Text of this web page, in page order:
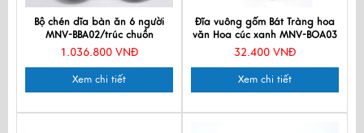
Bộ chén dĩa bàn ăn 6 người
MNV-BBA02/trúc chuồn
1.036.800 VNĐ
Xem chi tiết
Đĩa vuông gốm Bát Tràng hoa
văn Hoa cúc xanh MNV-BOA03
32.400 VNĐ
Xem chi tiết